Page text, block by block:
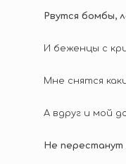
Рвутся бомбы,
И беженцы с
Мне снятся
А вдруг и мой
Не перестанут